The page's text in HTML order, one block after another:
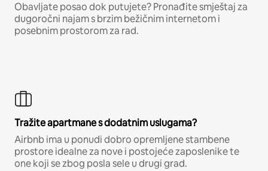
Obavljate posao dok putujete? Pronađite smještaj za
dugoročni najam s brzim bežičnim internetom i
posebnim prostorom za rad.
Tražite apartmane s dodatnim uslugama?
Airbnb ima u ponudi dobro opremljene stambene
prostore idealne za nove i postojeće zaposlenike te
one koji se zbog posla sele u drugi grad.